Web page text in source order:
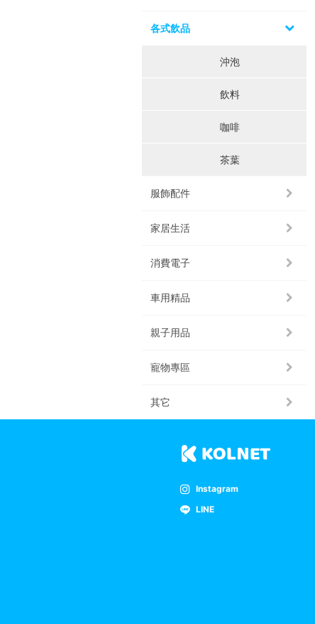
各式飲品
沖泡
飲料
咖啡
茶葉
服飾配件
家居生活
消費電子
車用精品
親子用品
寵物專區
其它
Instagram
LINE